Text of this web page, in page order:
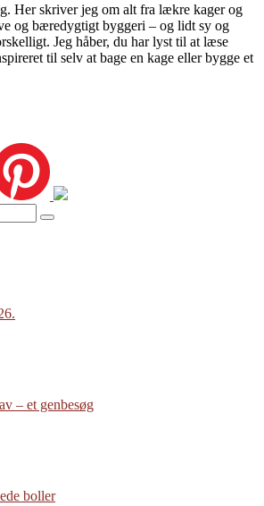
Her skriver jeg om alt fra lækre kager og
og bæredygtigt byggeri – og lidt sy og
Jeg håber, du har lyst til at læse
til selv at bage en kage eller bygge et
Search
– et genbesøg
boller